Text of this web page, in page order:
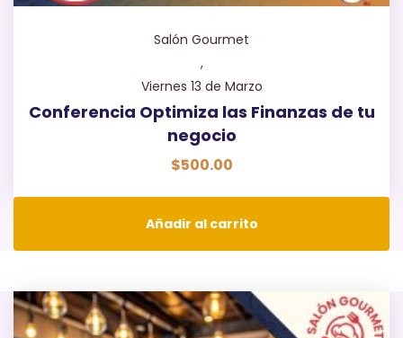
Salón Gourmet
,
Viernes 13 de Marzo
Conferencia Optimiza las Finanzas de tu
negocio
$500.00
Añadir al carrito